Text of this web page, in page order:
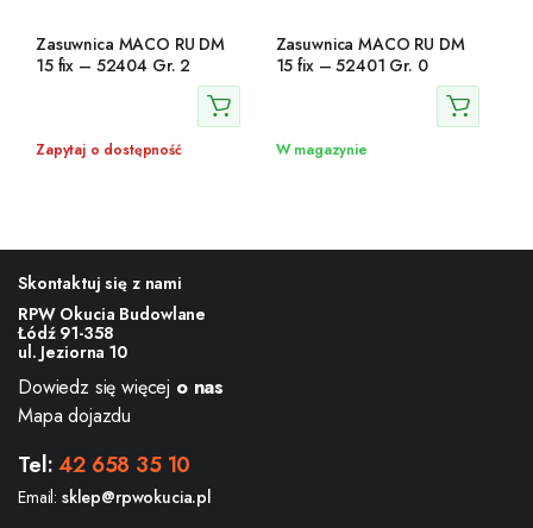
Zasuwnica MACO RU DM
15 fix – 52404 Gr. 2
Zapytaj o dostępność
Zasuwnica MACO RU DM
15 fix – 52401 Gr. 0
W magazynie
Skontaktuj się z nami
RPW Okucia Budowlane
Łódź 91-358
ul. Jeziorna 10
Dowiedz się więcej o nas
Mapa dojazdu
Tel:42 658 35 10
Email: sklep@rpwokucia.pl